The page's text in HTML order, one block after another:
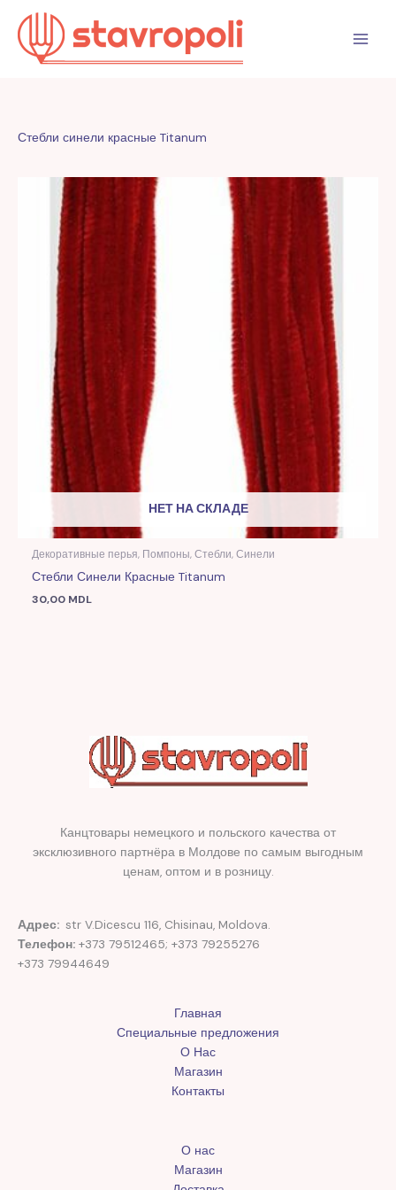
Перейти
содержимому
Стебли синели красные Titanum
НЕТ НА СКЛАДЕ
Декоративные перья, Помпоны, Стебли, Синели
Стебли Синели Красные Titanum
30,00 MDL
Канцтовары немецкого и польского качества от
эксклюзивного партнёра в Молдове по самым выгодным
ценам, оптом и в розницу.
Адрес: str V.Dicescu 116, Chisinau, Moldova.
Телефон: +373 79512465; +373 79255276
+373 79944649
Главная
Специальные предложения
О Нас
Магазин
Контакты
О нас
Магазин